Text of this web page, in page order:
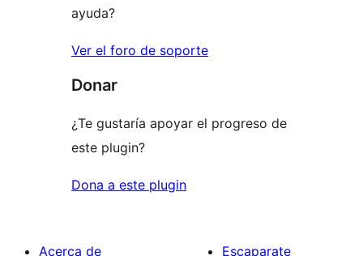
ayuda?
Ver el foro de soporte
Donar
¿Te gustaría apoyar el progreso de
este plugin?
Dona a este plugin
Acerca de Escaparate